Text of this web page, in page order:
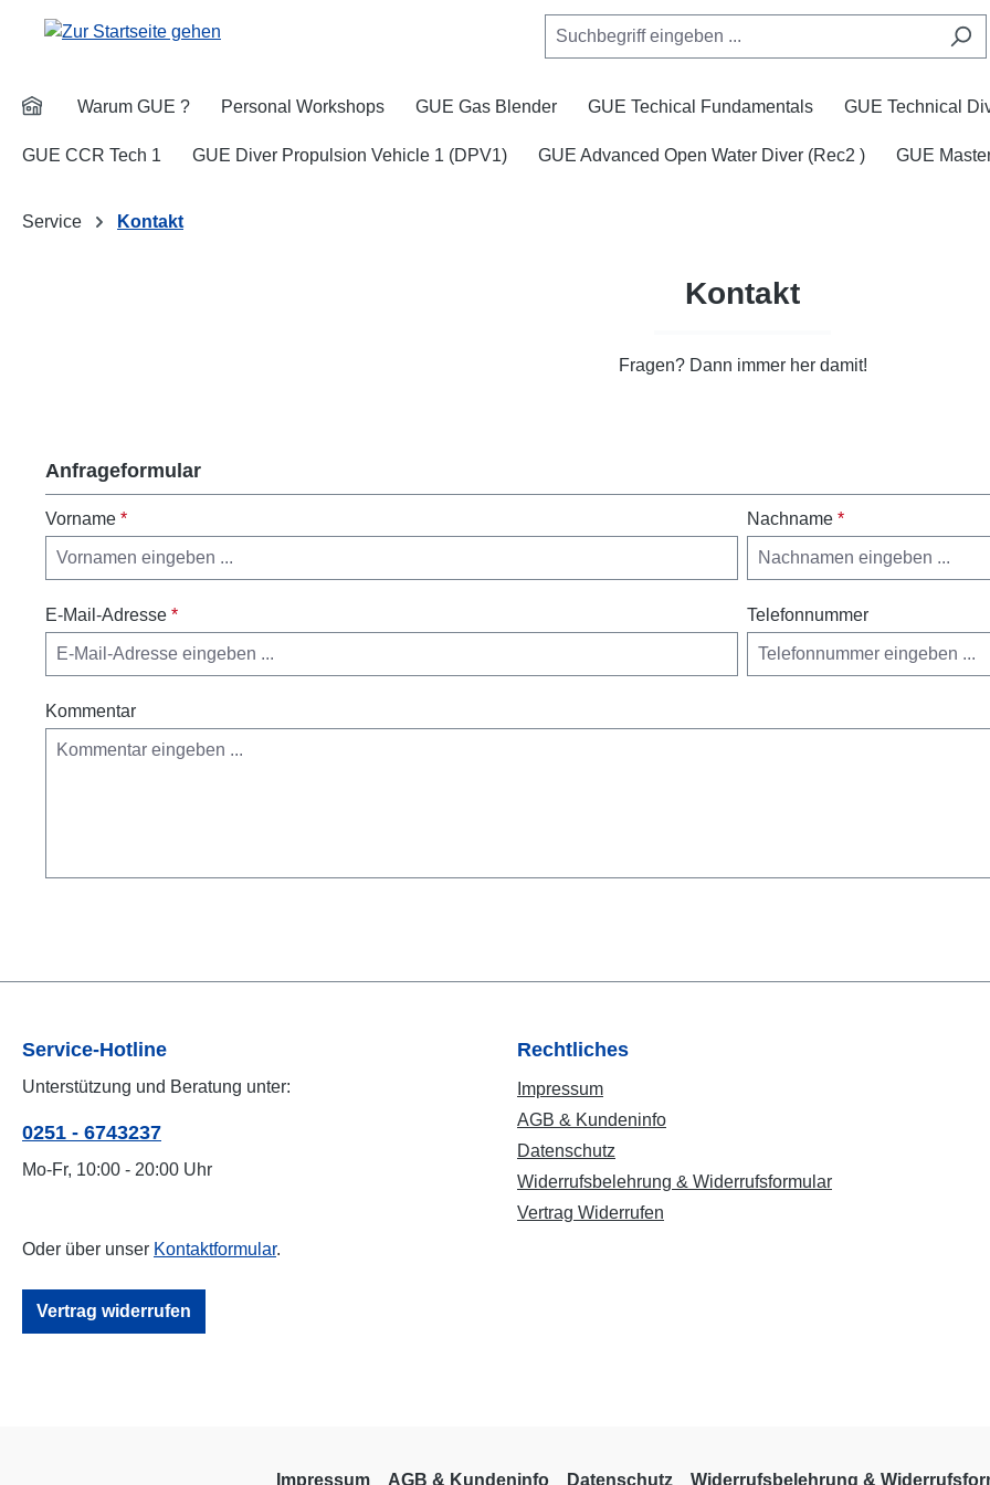
Hauptinhalt springen
Zur Suche springen
Zur Hauptnavigation springen
Warum GUE ? Personal Workshops GUE Gas Blender GUE Techical Fundamentals GUE Technical
GUE CCR Tech 1 GUE Diver Propulsion Vehicle 1 (DPV1) GUE Advanced Open Water Diver (Rec2 ) GUE
Service Kontakt
Kontakt
Fragen? Dann immer her damit!
Anfrageformular
Vorname * Nachname *
E-Mail-Adresse * Telefonnummer
Kommentar
Service-Hotline
Unterstützung und Beratung unter:
0251 - 6743237
Mo-Fr, 10:00 - 20:00 Uhr
Oder über unser Kontaktformular.
Vertrag widerrufen
Rechtliches
Impressum
AGB & Kundeninfo
Datenschutz
Widerrufsbelehrung & Widerrufsformular
Vertrag Widerrufen
Impressum AGB & Kundeninfo Datenschutz Widerrufsbelehrung &